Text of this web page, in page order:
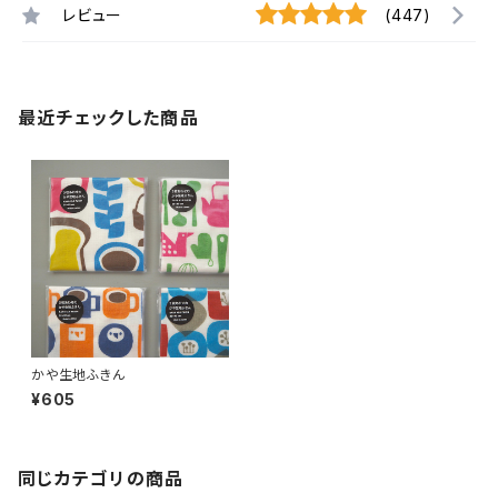
レビュー (447)
最近チェックした商品
かや生地ふきん
¥605
同じカテゴリの商品